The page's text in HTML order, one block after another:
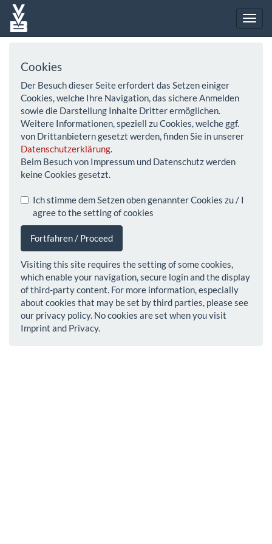
Cookies
Der Besuch dieser Seite erfordert das Setzen einiger
Cookies, welche Ihre Navigation, das sichere Anmelden
sowie die Darstellung Inhalte Dritter ermöglichen.
Weitere Informationen, speziell zu Cookies, welche ggf.
von Drittanbietern gesetzt werden, finden Sie in unserer
Datenschutzerklärung.
Beim Besuch von Impressum und Datenschutz werden
keine Cookies gesetzt.
Ich stimme dem Setzen oben genannter Cookies zu / I
agree to the setting of cookies
Fortfahren / Proceed
Visiting this site requires the setting of some cookies,
which enable your navigation, secure login and the display
of third-party content. For more information, especially
about cookies that may be set by third parties, please see
our privacy policy. No cookies are set when you visit
Imprint and Privacy.